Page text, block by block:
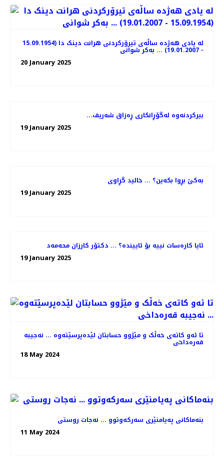
لە یادی هەژدە ساڵەی تیرۆرکردنی هرانت دینک دا (15.09.1954
- 19.01.2007) ... بەکر شوانی
20 January 2025
...بیرکردنەوە لەگۆڕانکاری ڕەزاق شەریف
19 January 2025
بەکێ بڕوا بکەین؟ ... خالید گڕاوی
19 January 2025
ئایا کارەسات نییە بۆ ئاییندە؟ ... دکتۆر کارزان محەمەد
19 January 2025
تا ئەو کاتەی خەڵک و مێژوو حسابتان لێدەپرسێتەوە ... نەجیبە
قەرەداخی
18 May 2024
بنەماكانی پەیامنێری سەركەوتوو ... نەجات روستی
11 May 2024